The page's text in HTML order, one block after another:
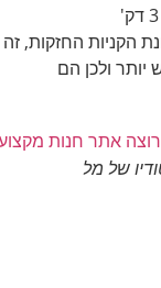
הקניות החזקות, זה
יותר ולכן הם
של מל